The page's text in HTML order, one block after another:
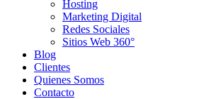
Hosting
Marketing Digital
Redes Sociales
Sitios Web 360°
Blog
Clientes
Quienes Somos
Contacto